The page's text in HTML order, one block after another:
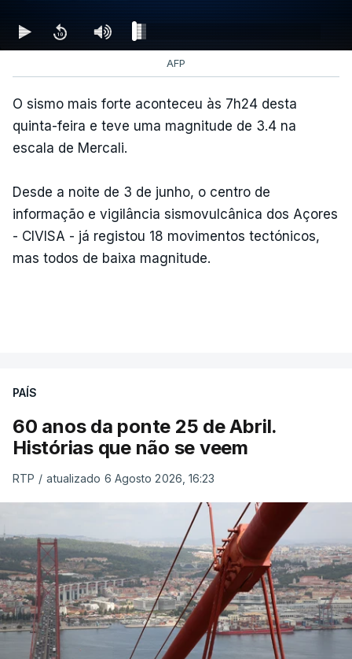
AFP
O sismo mais forte aconteceu às 7h24 desta
quinta-feira e teve uma magnitude de 3.4 na
escala de Mercali.
Desde a noite de 3 de junho, o centro de
informação e vigilância sismovulcânica dos Açores
- CIVISA - já registou 18 movimentos tectónicos,
mas todos de baixa magnitude.
PAÍS
60 anos da ponte 25 de Abril.
Histórias que não se veem
RTP / atualizado 6 Agosto 2026, 16:23